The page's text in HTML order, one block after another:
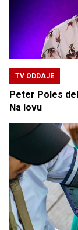
TV ODDAJE
Peter Poles
Na lovu